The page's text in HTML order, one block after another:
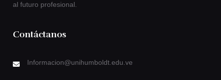
al futuro profesional.
Contáctanos
Informacion@unihumboldt.edu.ve